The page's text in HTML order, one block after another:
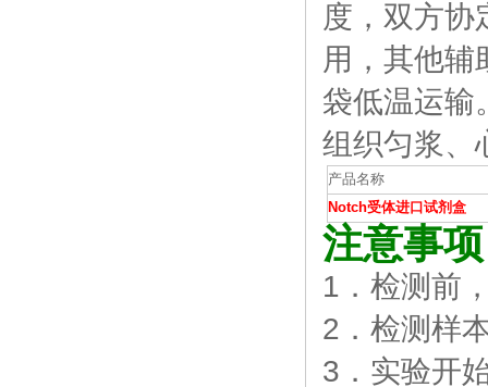
度，双方协
用，其他
袋低温运输
组织匀浆、
产品名称
Notch受体进口试剂盒
注意事
1．检测前
2．检测样
3．实验开